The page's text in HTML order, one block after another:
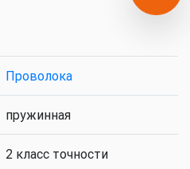
Проволока
пружинная
2 класс точности